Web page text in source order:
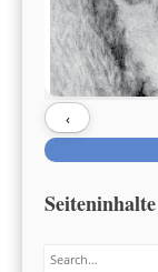
‹
Search